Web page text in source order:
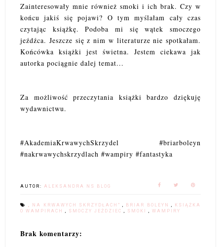
Zainteresowały mnie również smoki i ich brak. Czy w
końcu jakiś się pojawi? O tym myślałam cały czas
czytając książkę. Podoba mi się wątek smoczego
jeźdźca. Jeszcze się z nim w literaturze nie spotkałam.
Końcówka książki jest świetna. Jestem ciekawa jak
autorka pociągnie dalej temat...
Za możliwość przeczytania książki bardzo dziękuję
wydawnictwu.
#AkademiaKrwawychSkrzydel #briarboleyn
#nakrwawychskrzydlach #wampiry #fantastyka
AUTOR: ALEKSANDRA NS BLOG
„ NA KRWAWYCH SKRZYDŁACH" BRIAR BOLEYN
KSIĄŻKA
O WAMPIRACH
SMOCZY JEŹDZIEC SMOKI WAMPIRY
Brak komentarzy: